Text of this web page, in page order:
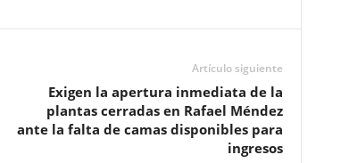
Artículo siguiente
Exigen la apertura inmediata de la
plantas cerradas en Rafael Méndez
ante la falta de camas disponibles para
ingresos